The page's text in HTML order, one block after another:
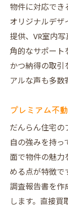
物件に対応でき
オリジナルデ
提供、VR室内
角的なサポート
かつ納得の取
アルな声も多数
プレミアム不
だんらん住宅
自の強みを持
面で物件の魅
める点が特徴
調査報告書を
します。直接